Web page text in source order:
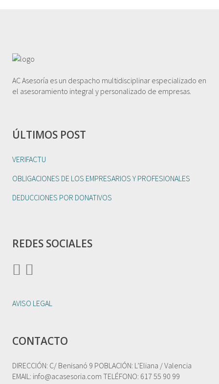
AC Asesoría es un despacho multidisciplinar especializado en
el asesoramiento integral y personalizado de empresas.
ÚLTIMOS POST
VERIFACTU
OBLIGACIONES DE LOS EMPRESARIOS Y PROFESIONALES
DEDUCCIONES POR DONATIVOS
REDES SOCIALES
AVISO LEGAL
CONTACTO
DIRECCIÓN: C/ Benisanó 9 POBLACIÓN: L’Eliana / Valencia
EMAIL: info@acasesoria.com TELÉFONO: 617 55 90 99